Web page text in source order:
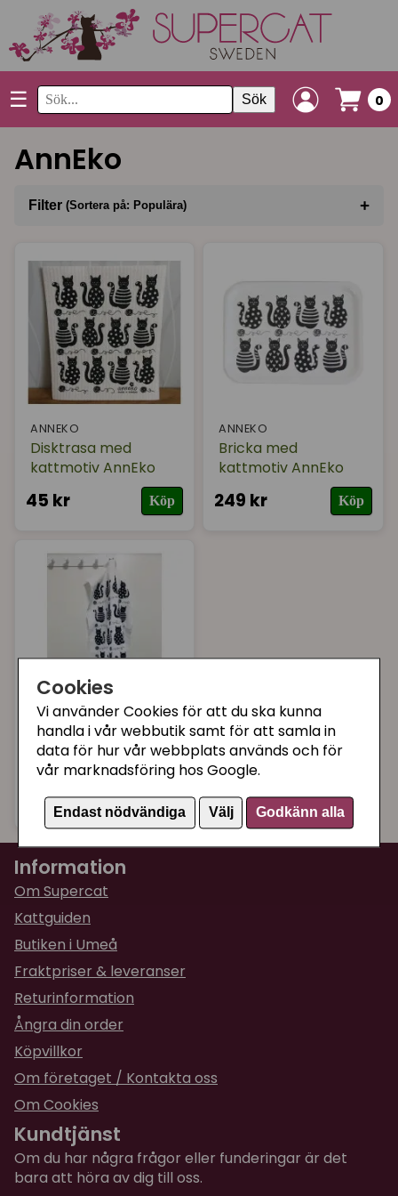
Cookies
Vi använder Cookies för att du ska kunna
handla i vår webbutik samt för att samla in
data för hur vår webbplats används och för
vår marknadsföring hos Google.
Endast nödvändiga Välj Godkänn alla
☰ Sök 0
AnnEko
Filter (Sortera på: Populära) +
ANNEKO
Disktrasa med
kattmotiv AnnEko
45 kr Köp
ANNEKO
Bricka med
kattmotiv AnnEko
249 kr Köp
ANNEKO
Gästhandduk med
kattmotiv AnnEko
125 kr Köp
Information
Om Supercat
Kattguiden
Butiken i Umeå
Fraktpriser & leveranser
Returinformation
Ångra din order
Köpvillkor
Om företaget / Kontakta oss
Om Cookies
Kundtjänst
Om du har några frågor eller funderingar är det
bara att höra av dig till oss.